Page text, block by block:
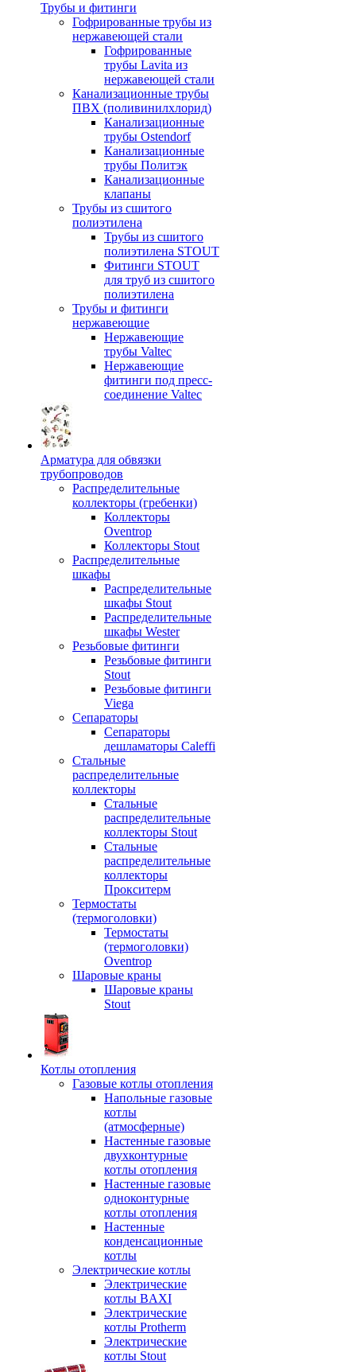
Трубы и фитинги
Гофрированные трубы из
нержавеющей стали
Гофрированные
трубы Lavita из
нержавеющей стали
Канализационные трубы
ПВХ (поливинилхлорид)
Канализационные
трубы Ostendorf
Канализационные
трубы Политэк
Канализационные
клапаны
Трубы из сшитого
полиэтилена
Трубы из сшитого
полиэтилена STOUT
Фитинги STOUT
для труб из сшитого
полиэтилена
Трубы и фитинги
нержавеющие
Нержавеющие
трубы Valtec
Нержавеющие
фитинги под пресс-
соединение Valtec
Арматура для обвязки
трубопроводов
Распределительные
коллекторы (гребенки)
Коллекторы
Oventrop
Коллекторы Stout
Распределительные
шкафы
Распределительные
шкафы Stout
Распределительные
шкафы Wester
Резьбовые фитинги
Резьбовые фитинги
Stout
Резьбовые фитинги
Viega
Сепараторы
Сепараторы
дешламаторы Caleffi
Стальные
распределительные
коллекторы
Стальные
распределительные
коллекторы Stout
Стальные
распределительные
коллекторы
Прокситерм
Термостаты
(термоголовки)
Термостаты
(термоголовки)
Oventrop
Шаровые краны
Шаровые краны
Stout
Котлы отопления
Газовые котлы отопления
Напольные газовые
котлы
(атмосферные)
Настенные газовые
двухконтурные
котлы отопления
Настенные газовые
одноконтурные
котлы отопления
Настенные
конденсационные
котлы
Электрические котлы
Электрические
котлы BAXI
Электрические
котлы Protherm
Электрические
котлы Stout